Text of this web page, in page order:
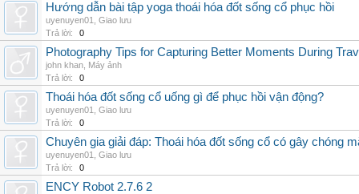
Hướng dẫn bài tập yoga thoái hóa đốt sống cổ phục hồi
uyenuyen01
Giao lưu
Trả lời:
0
Photography Tips for Capturing Better Moments During
john khan Máy ảnh
Trả lời:
0
Thoái hóa đốt sống cổ uống gì để phục hồi vận động?
uyenuyen01
Giao lưu
Trả lời:
0
Chuyên gia giải đáp: Thoái hóa đốt sống cổ có gây chóng
uyenuyen01
Giao lưu
Trả lời:
0
ENCY Robot 2.7.6 2